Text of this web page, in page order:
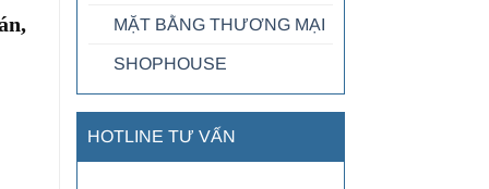
MẶT BẰNG THƯƠNG MẠI
SHOPHOUSE
HOTLINE TƯ VẤN